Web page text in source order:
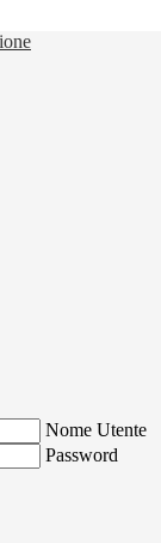
Nome Utente
Password